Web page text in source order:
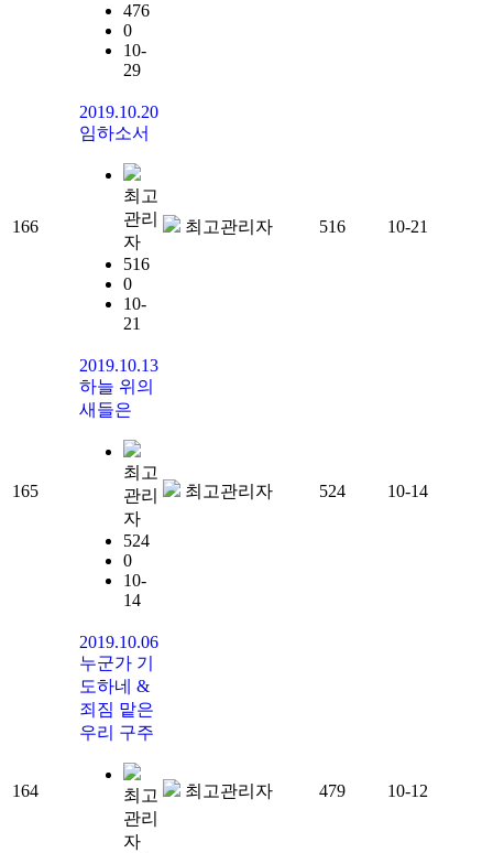
476
0
10-
29
166
2019.10.20
임하소서
최고
관리
자
516
0
10-
21
최고관리자 516 10-21
165
2019.10.13
하늘 위의
새들은
최고
관리
자
524
0
10-
14
최고관리자 524 10-14
164
2019.10.06
누군가 기
도하네 &
죄짐 맡은
우리 구주
최고
관리
자
최고관리자 479 10-12